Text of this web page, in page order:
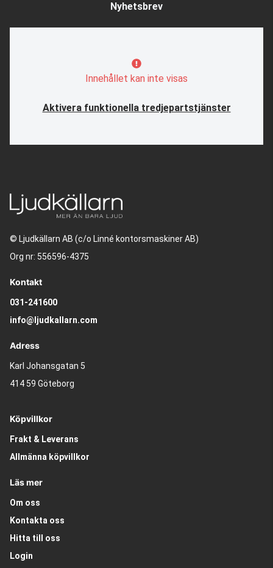
Nyhetsbrev
Innehållet kan inte visas
Aktivera funktionella tredjepartstjänster
© Ljudkällarn AB (c/o Linné kontorsmaskiner AB)
Org nr: 556596-4375
Kontakt
031-241600
info@ljudkallarn.com
Adress
Karl Johansgatan 5
414 59 Göteborg
Köpvillkor
Frakt & Leverans
Allmänna köpvillkor
Läs mer
Om oss
Kontakta oss
Hitta till oss
Login